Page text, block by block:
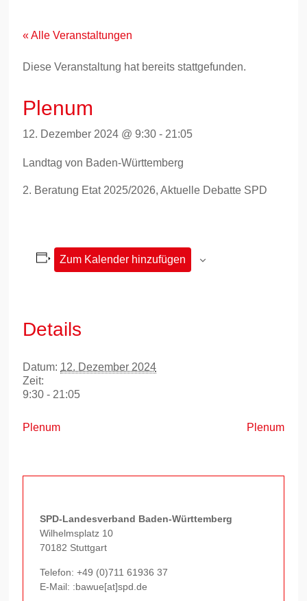
springen« Alle Veranstaltungen
Diese Veranstaltung hat bereits stattgefunden.
Plenum
12. Dezember 2024 @ 9:30 - 21:05
Landtag von Baden-Württemberg
2. Beratung Etat 2025/2026, Aktuelle Debatte SPD
Zum Kalender hinzufügen
Details
Datum: 12. Dezember 2024
Zeit:
9:30 - 21:05
Plenum Plenum
SPD-Landesverband Baden-Württemberg
Wilhelmsplatz 10
70182 Stuttgart
Telefon:+49 (0)711 61936 37
E-Mail: :bawue[at]spd.de